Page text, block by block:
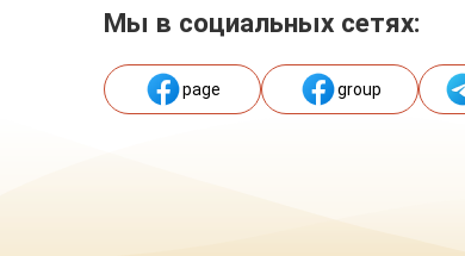
Мы в социальных сетях:
page group